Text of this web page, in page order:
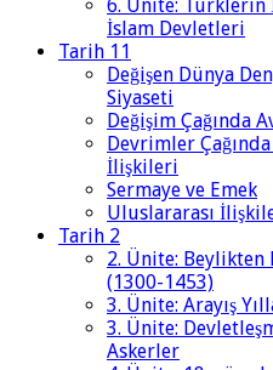
6. Ünite: Türklerin
İslam Devletleri
Tarih 11
Değişen Dünya
Siyaseti
Değişim Çağında
Devrimler
İlişkileri
Sermaye ve Emek
Uluslararası
Tarih 2
2. Ünite: Beylikten
(1300-1453)
3. Ünite: Arayış
3. Ünite:
Askerler